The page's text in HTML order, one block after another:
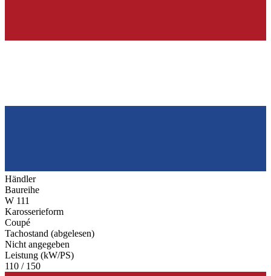
Händler
Baureihe
W 111
Karosserieform
Coupé
Tachostand (abgelesen)
Nicht angegeben
Leistung (kW/PS)
110 / 150